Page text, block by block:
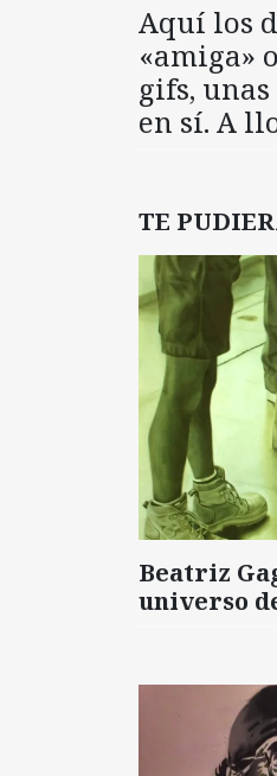
Aquí los
«amiga»
gifs,
en sí. A
TE
Beatriz
universo